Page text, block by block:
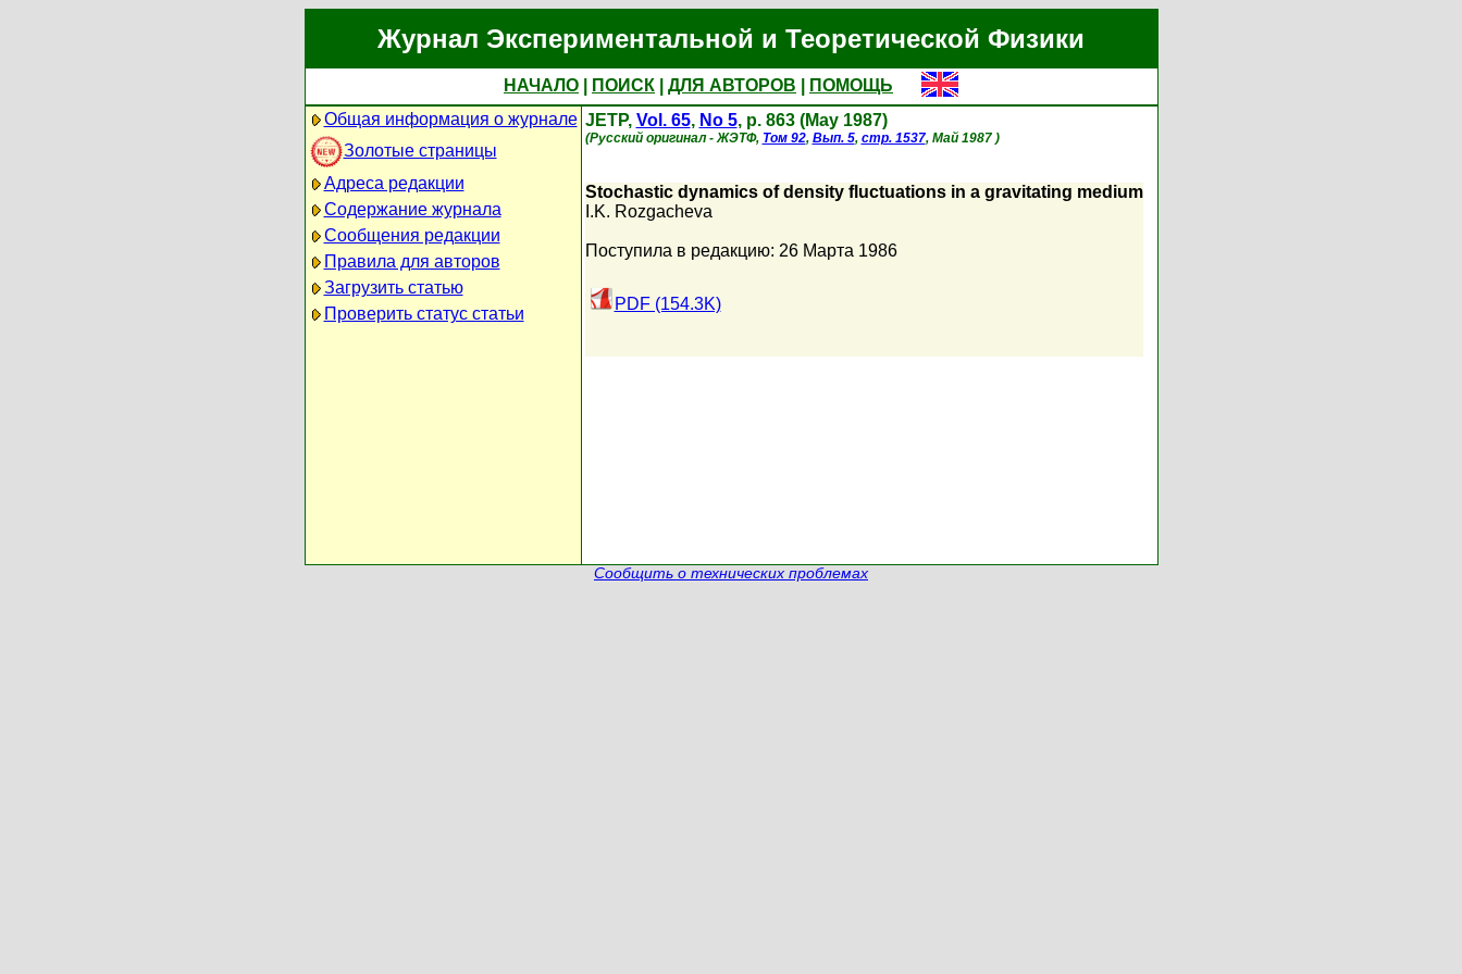
Журнал Экспериментальной и Теоретической Физики
НАЧАЛО ПОИСК ДЛЯ АВТОРОВ
ПОМОЩЬ
Общая информация о журнале
Золотые страницы
Адреса редакции
Содержание журнала
Сообщения редакции
Правила для авторов
Загрузить статью
Проверить статус статьи
JETP, Vol. 65, No 5, p. 863 (May 1987)
(Русский оригинал - ЖЭТФ, Том 92, Вып. 5, стр. 1537, Май 1987 )
Stochastic dynamics of density fluctuations in a gravitating medium
I.K. Rozgacheva
Поступила в редакцию: 26 Марта 1986
PDF (154.3K)
Сообщить о технических проблемах